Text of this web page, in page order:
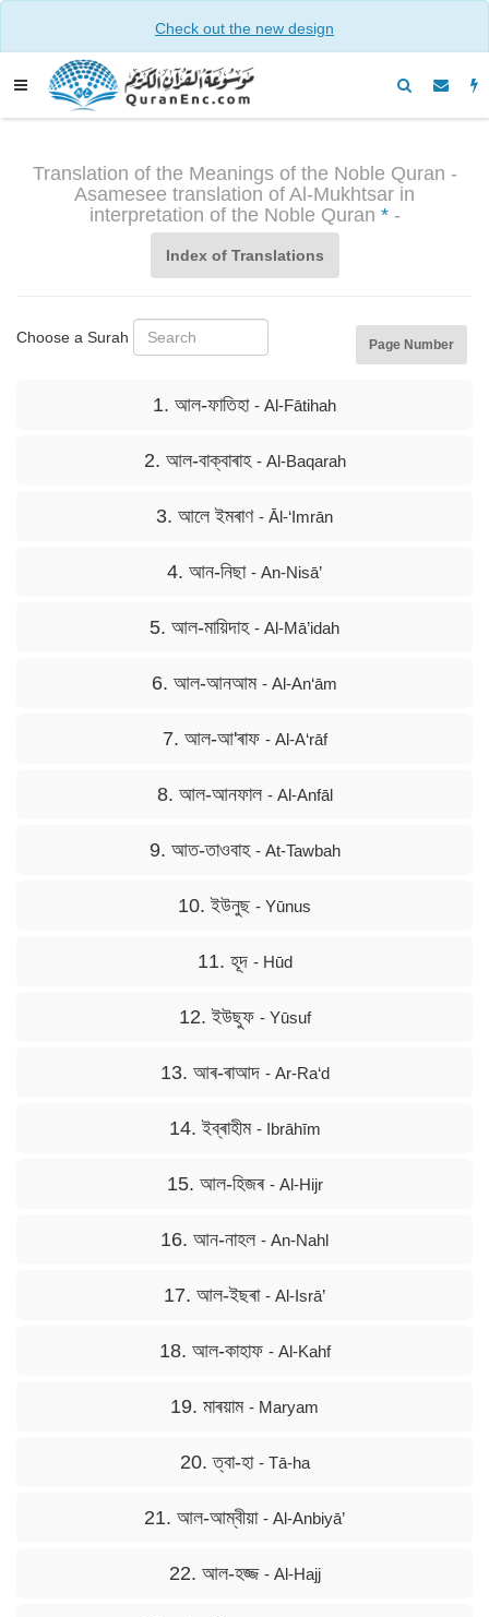
Check out the new design
Translation of the Meanings of the Noble Quran -
Asamesee translation of Al-Mukhtsar in
interpretation of the Noble Quran *-
Index of Translations
Choose a Surah Page Number
1. আল-ফাতিহা - Al-Fātihah
2. আল-বাক্বাৰাহ - Al-Baqarah
3. আলে ইমৰাণ - Āl-‘Imrān
4. আন-নিছা - An-Nisā’
5. আল-মায়িদাহ - Al-Mā’idah
6. আল-আনআম - Al-An‘ām
7. আল-আ'ৰাফ - Al-A‘rāf
8. আল-আনফাল - Al-Anfāl
9. আত-তাওবাহ - At-Tawbah
10. ইউনুছ - Yūnus
11. হূদ - Hūd
12. ইউছুফ - Yūsuf
13. আৰ-ৰাআদ - Ar-Ra‘d
14. ইব্ৰাহীম - Ibrāhīm
15. আল-হিজৰ - Al-Hijr
16. আন-নাহল - An-Nahl
17. আল-ইছৰা - Al-Isrā’
18. আল-কাহাফ - Al-Kahf
19. মাৰয়াম - Maryam
20. ত্বা-হা - Tā-ha
21. আল-আম্বীয়া - Al-Anbiyā’
22. আল-হজ্জ - Al-Hajj